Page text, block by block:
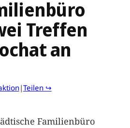
Treffen
an
|Teilen ↪
Familienbüro